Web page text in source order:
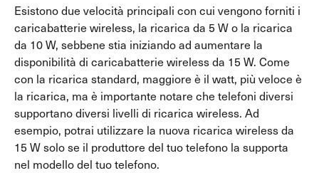
Esistono due velocità principali con cui vengono forniti i
caricabatterie wireless, la ricarica da 5 W o la ricarica
da 10 W, sebbene stia iniziando ad aumentare la
disponibilità di caricabatterie wireless da 15 W. Come
con la ricarica standard, maggiore è il watt, più veloce è
la ricarica, ma è importante notare che telefoni diversi
supportano diversi livelli di ricarica wireless. Ad
esempio, potrai utilizzare la nuova ricarica wireless da
15 W solo se il produttore del tuo telefono la supporta
nel modello del tuo telefono.